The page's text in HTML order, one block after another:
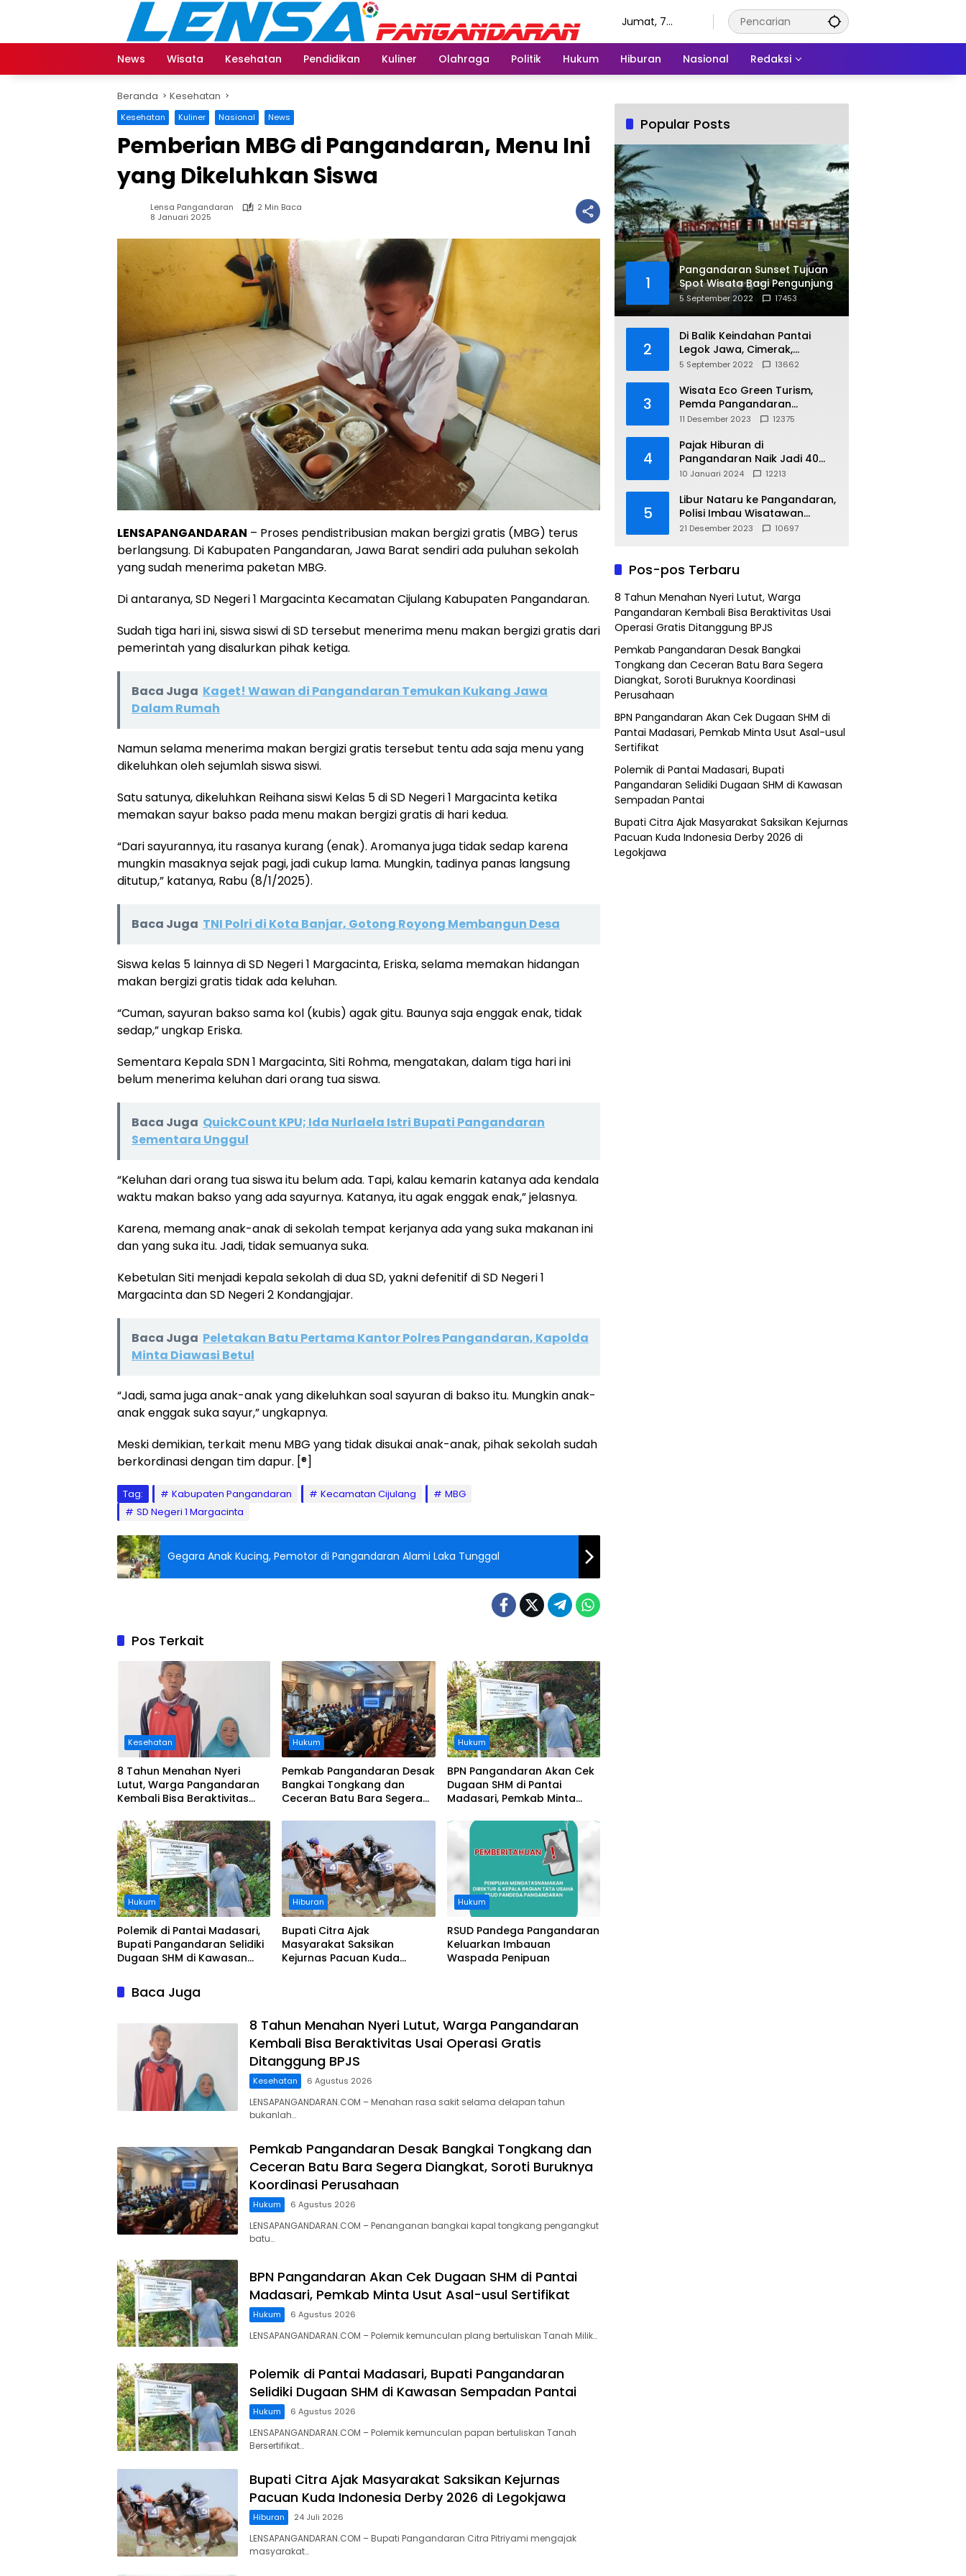
Jumat, 7
News
Wisata Kesehatan Pendidikan Kuliner Olahraga Politik Hukum Hiburan Nasional Redaksi
Beranda Kesehatan
Kesehatan Kuliner Nasional News
Pemberian MBG di Pangandaran, Menu Ini
yang Dikeluhkan Siswa
Lensa Pangandaran
2 Min Baca
8 Januari 2025
LENSAPANGANDARAN – Proses pendistribusian makan bergizi gratis (MBG) terus
berlangsung. Di Kabupaten Pangandaran, Jawa Barat sendiri ada puluhan sekolah
yang sudah menerima paketan MBG.
Di antaranya, SD Negeri 1 Margacinta Kecamatan Cijulang Kabupaten Pangandaran.
Sudah tiga hari ini, siswa siswi di SD tersebut menerima menu makan bergizi gratis dari
pemerintah yang disalurkan pihak ketiga.
Baca Juga Kaget! Wawan di Pangandaran Temukan Kukang Jawa
Dalam Rumah
Namun selama menerima makan bergizi gratis tersebut tentu ada saja menu yang
dikeluhkan oleh sejumlah siswa siswi.
Satu satunya, dikeluhkan Reihana siswi Kelas 5 di SD Negeri 1 Margacinta ketika
memakan sayur bakso pada menu makan bergizi gratis di hari kedua.
“Dari sayurannya, itu rasanya kurang (enak). Aromanya juga tidak sedap karena
mungkin masaknya sejak pagi, jadi cukup lama. Mungkin, tadinya panas langsung
ditutup,” katanya, Rabu (8/1/2025).
Baca Juga TNI Polri di Kota Banjar, Gotong Royong Membangun Desa
Siswa kelas 5 lainnya di SD Negeri 1 Margacinta, Eriska, selama memakan hidangan
makan bergizi gratis tidak ada keluhan.
“Cuman, sayuran bakso sama kol (kubis) agak gitu. Baunya saja enggak enak, tidak
sedap,” ungkap Eriska.
Sementara Kepala SDN 1 Margacinta, Siti Rohma, mengatakan, dalam tiga hari ini
belum menerima keluhan dari orang tua siswa.
Baca Juga QuickCount KPU; Ida Nurlaela Istri Bupati Pangandaran
Sementara Unggul
“Keluhan dari orang tua siswa itu belum ada. Tapi, kalau kemarin katanya ada kendala
waktu makan bakso yang ada sayurnya. Katanya, itu agak enggak enak,” jelasnya.
Karena, memang anak-anak di sekolah tempat kerjanya ada yang suka makanan ini
dan yang suka itu. Jadi, tidak semuanya suka.
Kebetulan Siti menjadi kepala sekolah di dua SD, yakni defenitif di SD Negeri 1
Margacinta dan SD Negeri 2 Kondangjajar.
Baca Juga Peletakan Batu Pertama Kantor Polres Pangandaran, Kapolda
Minta Diawasi Betul
“Jadi, sama juga anak-anak yang dikeluhkan soal sayuran di bakso itu. Mungkin anak-
anak enggak suka sayur,” ungkapnya.
Meski demikian, terkait menu MBG yang tidak disukai anak-anak, pihak sekolah sudah
berkordinasi dengan tim dapur. [®]
Tag: Kabupaten Pangandaran Kecamatan Cijulang
MBG
SD Negeri 1 Margacinta
Gegara Anak Kucing, Pemotor di Pangandaran Alami Laka Tunggal
Pos Terkait
Kesehatan
8 Tahun Menahan Nyeri
Lutut, Warga Pangandaran
Kembali Bisa Beraktivitas
Ditanggung BPJS
Hukum
Pemkab Pangandaran Desak
Bangkai Tongkang dan
Ceceran Batu Bara Segera
Koordinasi Perusahaan
Hukum
BPN Pangandaran Akan Cek
Dugaan SHM di Pantai
Madasari, Pemkab Minta
Hukum
Polemik di Pantai Madasari,
Bupati Pangandaran Selidiki
Dugaan SHM di Kawasan
Hiburan
Bupati Citra Ajak
Masyarakat Saksikan
Kejurnas Pacuan Kuda
Hukum
RSUD Pandega Pangandaran
Keluarkan Imbauan
Waspada Penipuan
Baca Juga
8 Tahun Menahan Nyeri Lutut, Warga Pangandaran
Kembali Bisa Beraktivitas Usai Operasi Gratis
Ditanggung BPJS
Kesehatan 6 Agustus 2026
LENSAPANGANDARAN.COM – Menahan rasa sakit selama delapan tahun
bukanlah…
Pemkab Pangandaran Desak Bangkai Tongkang dan
Ceceran Batu Bara Segera Diangkat, Soroti Buruknya
Koordinasi Perusahaan
Hukum 6 Agustus 2026
LENSAPANGANDARAN.COM – Penanganan bangkai kapal tongkang pengangkut
batu…
BPN Pangandaran Akan Cek Dugaan SHM di Pantai
Madasari, Pemkab Minta Usut Asal-usul Sertifikat
Hukum 6 Agustus 2026
LENSAPANGANDARAN.COM – ‎Polemik kemunculan plang bertuliskan Tanah Milik…
Polemik di Pantai Madasari, Bupati Pangandaran
Selidiki Dugaan SHM di Kawasan Sempadan Pantai
Hukum 6 Agustus 2026
LENSAPANGANDARAN.COM – Polemik kemunculan papan bertuliskan Tanah
Bersertifikat…
Bupati Citra Ajak Masyarakat Saksikan Kejurnas
Pacuan Kuda Indonesia Derby 2026 di Legokjawa
Hiburan 24 Juli 2026
LENSAPANGANDARAN.COM – Bupati Pangandaran Citra Pitriyami mengajak
masyarakat…
Popular Posts
1
Pangandaran Sunset Tujuan
Spot Wisata Bagi Pengunjung
5 September 2022 17453
2
Di Balik Keindahan Pantai
Legok Jawa, Cimerak,
Pangandaran
5 September 2022 13662
3
Wisata Eco Green Turism,
Pemda Pangandaran
Gandeng PLN
11 Desember 2023 12375
4
Pajak Hiburan di
Pangandaran Naik Jadi 40
Persen
10 Januari 2024 12213
5
Libur Nataru ke Pangandaran,
Polisi Imbau Wisatawan
Gunakan Jalur Arteri
21 Desember 2023 10697
Pos-pos Terbaru
8 Tahun Menahan Nyeri Lutut, Warga
Pangandaran Kembali Bisa Beraktivitas Usai
Operasi Gratis Ditanggung BPJS
Pemkab Pangandaran Desak Bangkai
Tongkang dan Ceceran Batu Bara Segera
Diangkat, Soroti Buruknya Koordinasi
Perusahaan
BPN Pangandaran Akan Cek Dugaan SHM di
Pantai Madasari, Pemkab Minta Usut Asal-usul
Sertifikat
Polemik di Pantai Madasari, Bupati
Pangandaran Selidiki Dugaan SHM di Kawasan
Sempadan Pantai
Bupati Citra Ajak Masyarakat Saksikan Kejurnas
Pacuan Kuda Indonesia Derby 2026 di
Legokjawa